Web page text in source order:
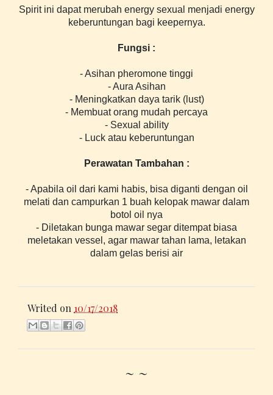
Spirit ini dapat merubah energy sexual menjadi energy
keberuntungan bagi keepernya.
Fungsi :
- Asihan pheromone tinggi
- Aura Asihan
- Meningkatkan daya tarik (lust)
- Membuat orang mudah percaya
- Sexual ability
- Luck atau keberuntungan
Perawatan Tambahan :
- Apabila oil dari kami habis, bisa diganti dengan oil
melati dan campurkan 1 buah kelopak mawar dalam
botol oil nya
- Diletakan bunga mawar segar ditempat biasa
meletakan vessel, agar mawar tahan lama, letakan
dalam gelas berisi air
Writed on 10/17/2018
~ ~